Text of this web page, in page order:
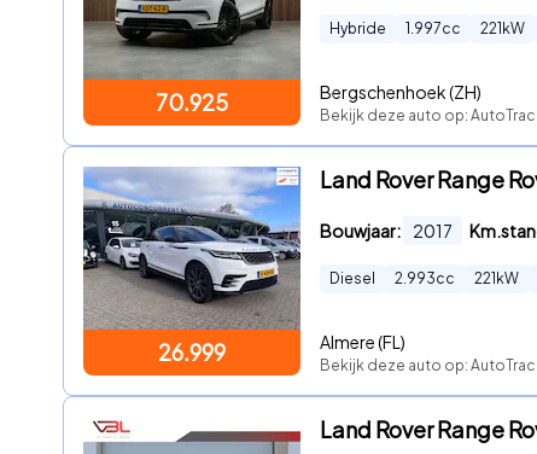
70.925
Hybride 1.997cc 221 kW
Bergschenhoek (ZH)
Bekijk deze auto op:
26.999
Land Rover Range
Bouwjaar: 2017
Diesel 2.993cc 221 kW
Almere (FL)
Bekijk deze auto op:
Land Rover Range